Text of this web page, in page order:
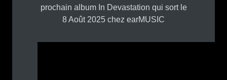
prochain album In Devastation qui sort le
8 Août 2025 chez earMUSIC